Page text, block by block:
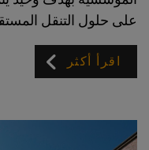
على حلول التنقل
اقرأ أكثر